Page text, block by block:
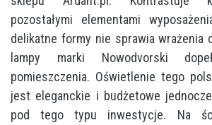
pozostałymi elementami
delikatne formy nie sprawia wrażenia
lampy marki Nowodvorski
pomieszczenia. Oświetlenie tego
jest eleganckie i budżetowe
pod tego typu inwestycje. Na